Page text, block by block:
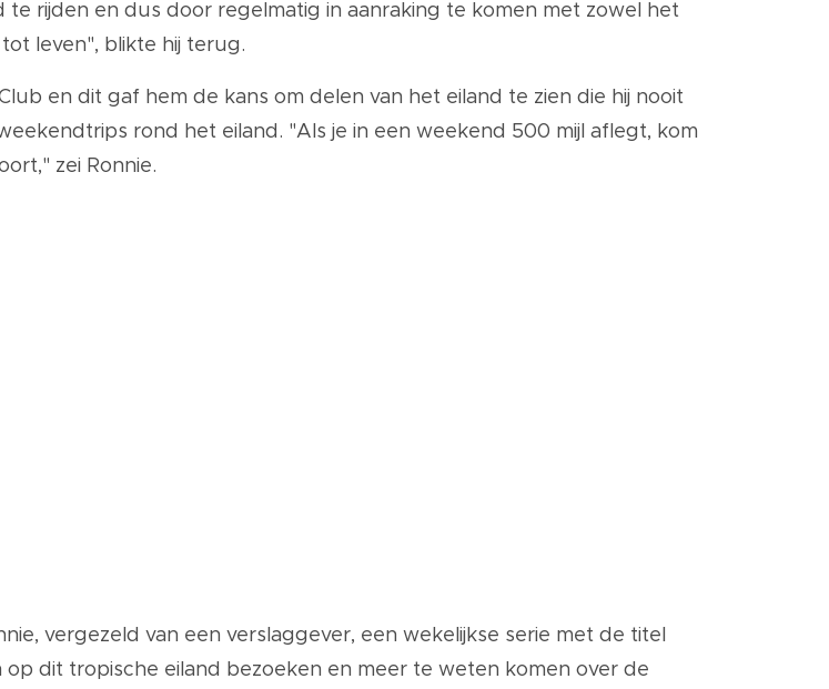
rijden en dus door regelmatig in aanraking te komen met zowel het
leven", blikte hij terug.
en dit gaf hem de kans om delen van het eiland te zien die hij nooit
rond het eiland. "Als je in een weekend 500 mijl aflegt, kom
zei Ronnie.
vergezeld van een verslaggever, een wekelijkse serie met de titel
op dit tropische eiland bezoeken en meer te weten komen over de